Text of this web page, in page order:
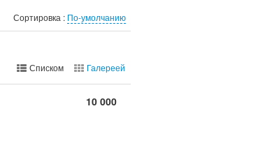
Сортировка : По-умолчанию
Списком Галереей
10 000